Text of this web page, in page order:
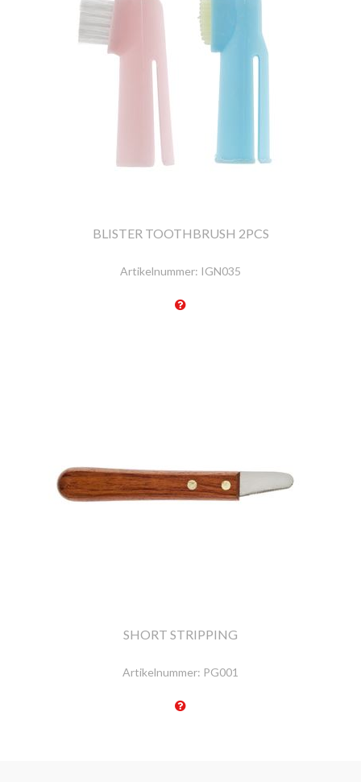
BLISTER TOOTHBRUSH 2PCS
Artikelnummer: IGN035
SHORT STRIPPING
Artikelnummer: PG001